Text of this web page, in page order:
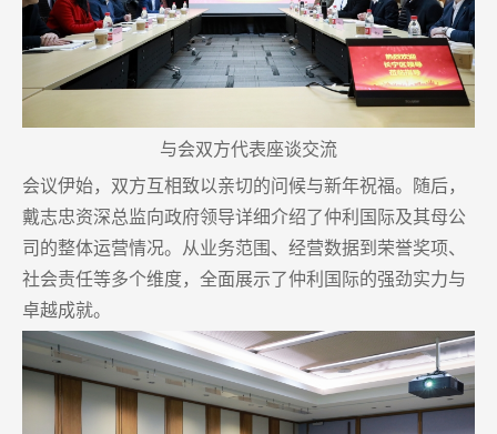
与会双方代表座谈交流
会议伊始，双方互相致以亲切的问候与新年祝福。随后，
戴志忠资深总监向政府领导详细介绍了仲利国际及其母公
司的整体运营情况。从业务范围、经营数据到荣誉奖项、
社会责任等多个维度，全面展示了仲利国际的强劲实力与
卓越成就。